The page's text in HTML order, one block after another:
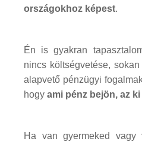
országokhoz képest.
Én is gyakran
nincs költségvetése,
alapvető pénzügyi
hogy ami pénz bejön, az
Ha van gyermeked vagy